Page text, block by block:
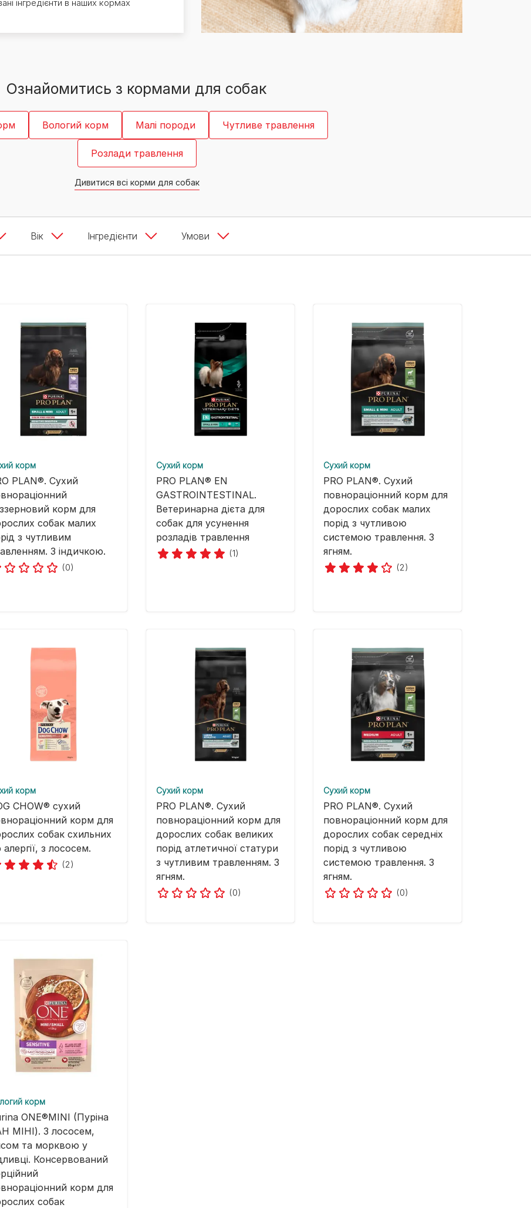
PRO PLAN® Ветеринарні
Вага кошеня по місяцях:
інгредієнти в наших кормах
Ознайомитись з кормами для собак
Вологий корм Малі породи Чутливе травлення
Розлади травлення
Дивитися всі корми для собак
Вік Інгредієнти Умови
корм
PLAN®. Сухий
корм для
собак малих
з чутливим
З індичкою.
(0)
Cухий корм
PRO PLAN® EN
GASTROINTESTINAL.
Ветеринарна дієта для
собак для усунення
розладів травлення
(1)
Cухий корм
PRO PLAN®. Сухий
повнораціонний корм для
дорослих собак малих
порід з чутливою
системою травлення. З
ягням.
(2)
корм
CHOW® сухий
корм для
собак схильних
алергії, з лососем.
(2)
Cухий корм
PRO PLAN®. Сухий
повнораціонний корм для
дорослих собак великих
порід атлетичної статури
з чутливим травленням. З
ягням.
(0)
Cухий корм
PRO PLAN®. Сухий
повнораціонний корм для
дорослих собак середніх
порід з чутливою
системою травлення. З
ягням.
(0)
корм
ONE®MINI (Пуріна
МІНІ). З лососем,
та морквою у
Консервований
корм для
собак